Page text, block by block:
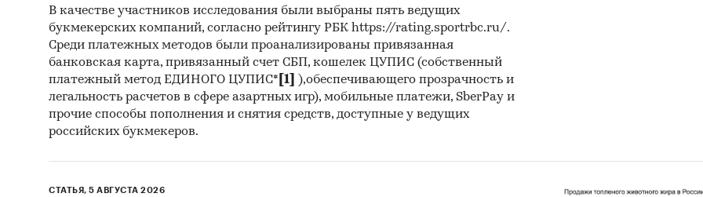
В качестве участников исследования были выбраны пять ведущих
букмекерских компаний, согласно рейтингу РБК https://rating.sportrbc.ru/.
Среди платежных методов были проанализированы привязанная
банковская карта, привязанный счет СБП, кошелек ЦУПИС (собственный
платежный метод ЕДИНОГО ЦУПИС* [1]
),обеспечивающего прозрачность и
легальность расчетов в сфере азартных игр), мобильные платежи, SberPay и
прочие способы пополнения и снятия средств, доступные у ведущих
российских букмекеров.
СТАТЬЯ, 5 АВГУСТА 2026